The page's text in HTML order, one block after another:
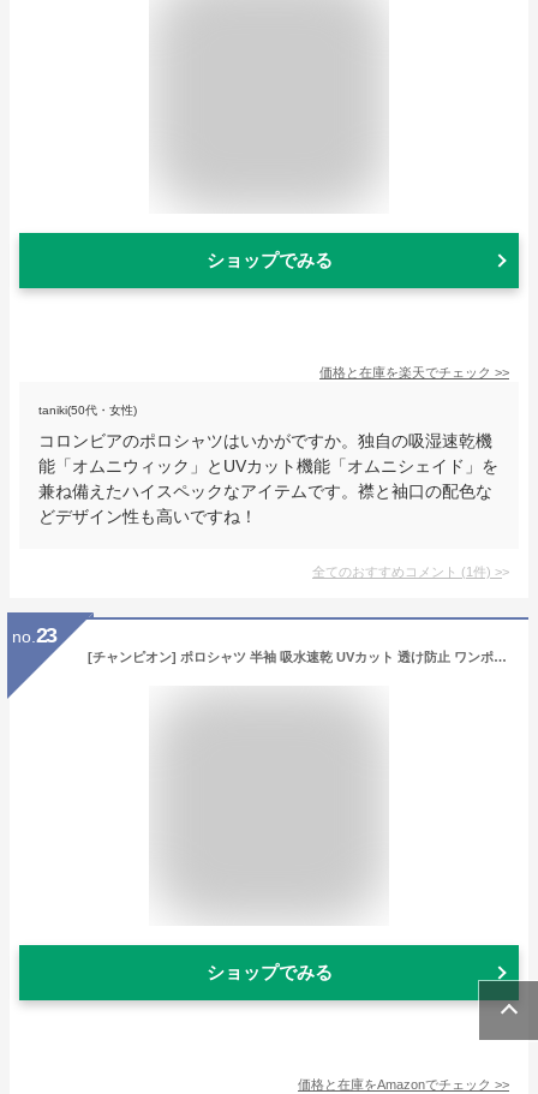
ショップでみる
価格と在庫を楽天でチェック >>
taniki(50代・女性)
コロンビアのポロシャツはいかがですか。独自の吸湿速乾機
能「オムニウィック」とUVカット機能「オムニシェイド」を
兼ね備えたハイスペックなアイテムです。襟と袖口の配色な
どデザイン性も高いですね！
全てのおすすめコメント (1件) >
no. 23
[チャンピオン] ポロシャツ 半袖 吸水速乾 UVカット 透け防止 ワンポイントロゴ クルーネック シンプル スポーツ 部活 ジム トレーニング C8-TS311 メンズ ブラック M
ショップでみる
価格と在庫をAmazonでチェック >>